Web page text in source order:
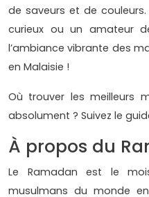
de saveurs et de
curieux ou un amateur
l’ambiance vibrante des
en Malaisie !
Où trouver les meilleurs
absolument ? Suivez le
À propos du
Le Ramadan est le
musulmans du monde